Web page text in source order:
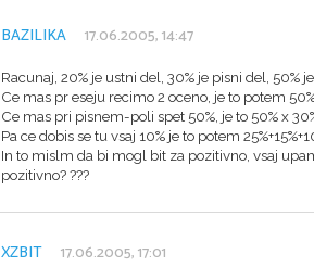
BAZILIKA 17.06.2005, 14:47
Racunaj, 20% je ustni del, 30% je pisni del, 50% je
Ce mas pr eseju recimo 2 oceno, je to potem
Ce mas pri pisnem-poli spet 50%, je to 50% x
Pa ce dobis se tu vsaj 10% je to potem
In to mislm da bi mogl bit za pozitivno, vsaj
pozitivno? ???
XZBIT 17.06.2005, 17:01